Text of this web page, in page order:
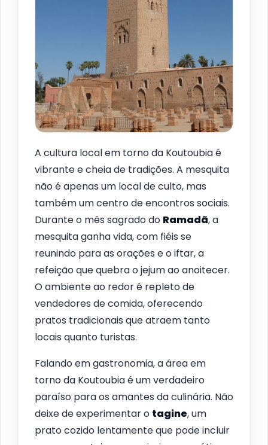
A cultura local em torno da Koutoubia é
vibrante e cheia de tradições. A mesquita
não é apenas um local de culto, mas
também um centro de encontros sociais.
Durante o mês sagrado do Ramadã, a
mesquita ganha vida, com fiéis se
reunindo para as orações e o iftar, a
refeição que quebra o jejum ao anoitecer.
O ambiente ao redor é repleto de
vendedores de comida, oferecendo
pratos tradicionais que atraem tanto
locais quanto turistas.
Falando em gastronomia, a área em
torno da Koutoubia é um verdadeiro
paraíso para os amantes da culinária. Não
deixe de experimentar o tagine, um
prato cozido lentamente que pode incluir